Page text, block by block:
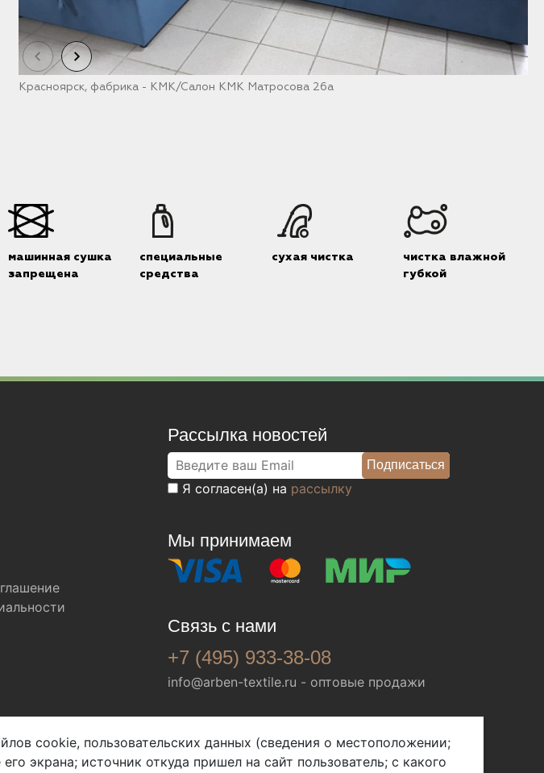
Красноярск, фабрика - КМК/Салон КМК Матросова 26а
машинная сушка
запрещена
специальные
средства
сухая чистка
чистка влажной
губкой
Рассылка новостей
Я согласен(а) на рассылку
Мы принимаем
Связь с нами
+7 (495) 933-38-08
info@arben-textile.ru - оптовые продажи
cookie, пользовательских данных (сведения о местоположении;
экрана; источник откуда пришел на сайт пользователь; с какого